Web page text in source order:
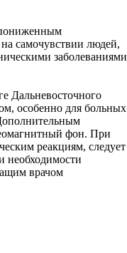
пониженным
самочувствии людей,
заболеваниями
Дальневосточного
особенно для больных
фон. При
реакциям, следует
необходимости
врачом